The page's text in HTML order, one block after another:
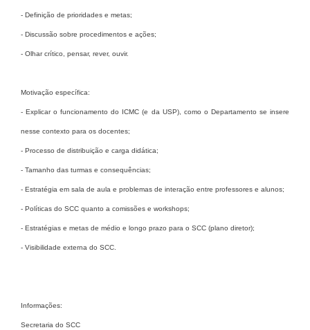
- Definição de prioridades e metas;
- Discussão sobre procedimentos e ações;
- Olhar crítico, pensar, rever, ouvir.
Motivação específica:
- Explicar o funcionamento do ICMC (e da USP), como o Departamento se insere
nesse contexto para os docentes;
- Processo de distribuição e carga didática;
- Tamanho das turmas e consequências;
- Estratégia em sala de aula e problemas de interação entre professores e alunos;
- Políticas do SCC quanto a comissões e workshops;
- Estratégias e metas de médio e longo prazo para o SCC (plano diretor);
- Visibilidade externa do SCC.
Informações:
Secretaria do SCC